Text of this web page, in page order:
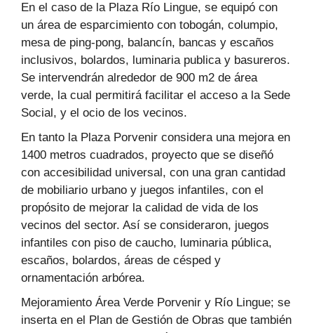
En el caso de la Plaza Río Lingue, se equipó con
un área de esparcimiento con tobogán, columpio,
mesa de ping-pong, balancín, bancas y escaños
inclusivos, bolardos, luminaria publica y basureros.
Se intervendrán alrededor de 900 m2 de área
verde, la cual permitirá facilitar el acceso a la Sede
Social, y el ocio de los vecinos.
En tanto la Plaza Porvenir considera una mejora en
1400 metros cuadrados, proyecto que se diseñó
con accesibilidad universal, con una gran cantidad
de mobiliario urbano y juegos infantiles, con el
propósito de mejorar la calidad de vida de los
vecinos del sector. Así se consideraron, juegos
infantiles con piso de caucho, luminaria pública,
escaños, bolardos, áreas de césped y
ornamentación arbórea.
Mejoramiento Área Verde Porvenir y Río Lingue; se
inserta en el Plan de Gestión de Obras que también